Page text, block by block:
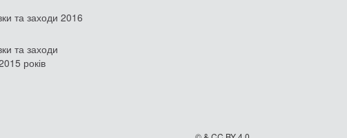
та заходи 2016
та заходи
років